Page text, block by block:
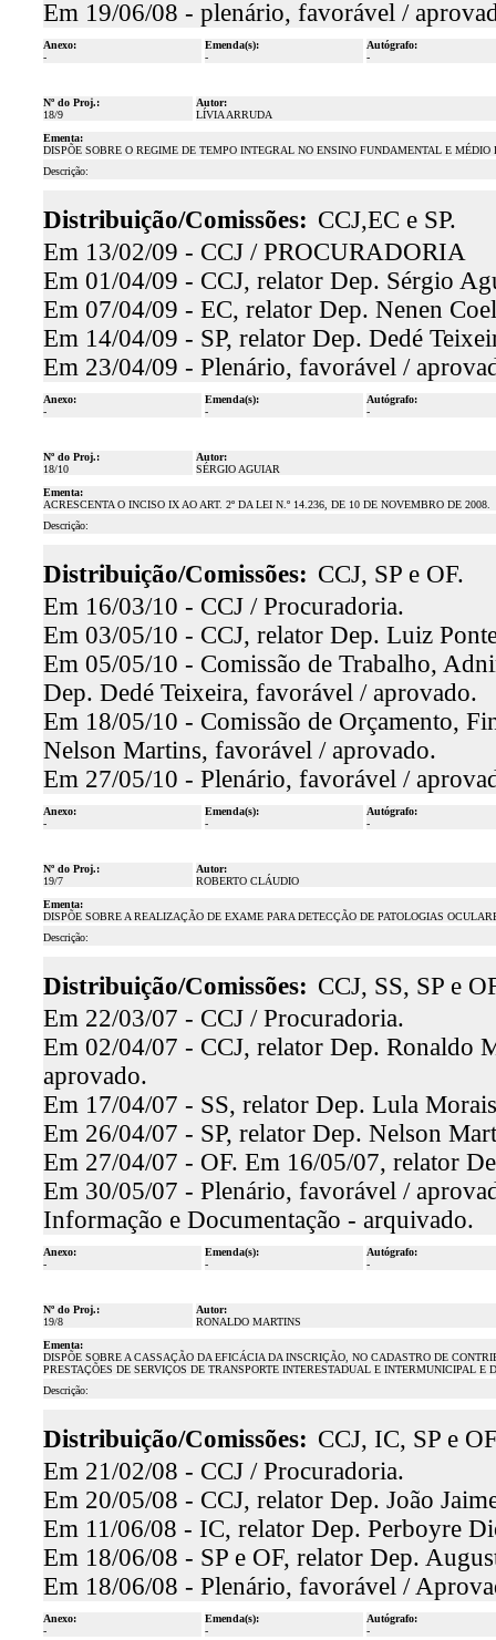
Em 19/06/08 - plenário, favorável /
Anexo:
-
Emenda(s):
-
Autógrafo:
-
Nº do Proj.:
18/9
Autor:
LÍVIA ARRUDA
Ementa:
DISPÕE SOBRE O REGIME DE TEMPO INTEGRAL NO ENSINO FUNDAMENTAL E
Descrição:
Distribuição/Comissões: CCJ,EC e SP.
Em 13/02/09 - CCJ / PROCURADORIA
Em 01/04/09 - CCJ, relator Dep. Sérgio
Em 07/04/09 - EC, relator Dep. Nenen
Em 14/04/09 - SP, relator Dep. Dedé
Em 23/04/09 - Plenário, favorável /
Anexo:
-
Emenda(s):
-
Autógrafo:
-
Nº do Proj.:
18/10
Autor:
SÉRGIO AGUIAR
Ementa:
ACRESCENTA O INCISO IX AO ART. 2º DA LEI N.º 14.236, DE 10 DE NOVEMBRO DE 2008.
Descrição:
Distribuição/Comissões: CCJ, SP e OF.
Em 16/03/10 - CCJ / Procuradoria.
Em 03/05/10 - CCJ, relator Dep. Luiz
Em 05/05/10 - Comissão de Trabalho,
Dep. Dedé Teixeira, favorável / aprovado.
Em 18/05/10 - Comissão de Orçamento,
Nelson Martins, favorável / aprovado.
Em 27/05/10 - Plenário, favorável /
Anexo:
-
Emenda(s):
-
Autógrafo:
-
Nº do Proj.:
19/7
Autor:
ROBERTO CLÁUDIO
Ementa:
DISPÕE SOBRE A REALIZAÇÃO DE EXAME PARA DETECÇÃO DE PATOLOGIAS
Descrição:
Distribuição/Comissões: CCJ, SS, SP e
Em 22/03/07 - CCJ / Procuradoria.
Em 02/04/07 - CCJ, relator Dep. Ronaldo
aprovado.
Em 17/04/07 - SS, relator Dep. Lula
Em 26/04/07 - SP, relator Dep. Nelson
Em 27/04/07 - OF. Em 16/05/07, relator
Em 30/05/07 - Plenário, favorável /
Informação e Documentação - arquivado.
Anexo:
-
Emenda(s):
-
Autógrafo:
-
Nº do Proj.:
19/8
Autor:
RONALDO MARTINS
Ementa:
DISPÕE SOBRE A CASSAÇÃO DA EFICÁCIA DA INSCRIÇÃO, NO CADASTRO DE
PRESTAÇÕES DE SERVIÇOS DE TRANSPORTE INTERESTADUAL E INTERMUNICIPAL E
Descrição:
Distribuição/Comissões: CCJ, IC, SP e
Em 21/02/08 - CCJ / Procuradoria.
Em 20/05/08 - CCJ, relator Dep. João
Em 11/06/08 - IC, relator Dep. Perboyre
Em 18/06/08 - SP e OF, relator Dep.
Em 18/06/08 - Plenário, favorável /
Anexo:
-
Emenda(s):
-
Autógrafo:
-